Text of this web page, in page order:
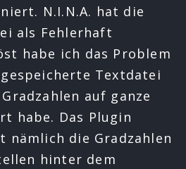
N.I.N.A. hat die
als Fehlerhaft
habe ich das Problem
Textdatei
auf ganze
habe. Das Plugin
nämlich die Gradzahlen
hinter dem